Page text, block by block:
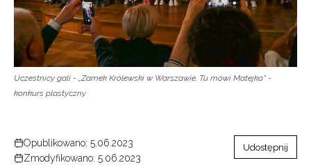
Uczestnicy gali - „Zamek Królewski w Warszawie. Tu mówi Matejko” -
konkurs plastyczny
Opublikowano: 5.06.2023
Zmodyfikowano: 5.06.2023
Udostępnij